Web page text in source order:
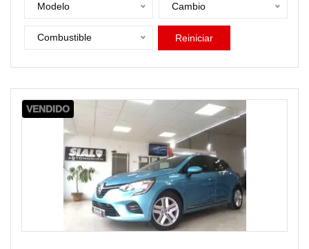
Modelo Cambio
Combustible Reiniciar
VENDIDO